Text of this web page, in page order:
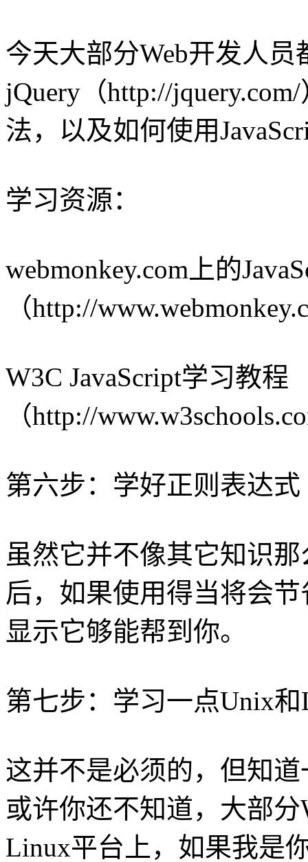
今天大部分Web开发人员
jQuery（http://
法，以及如何使用
学习资源：
webmonkey.com上的
（http://
W3C JavaScript学习教程
（http://
第六步：学好正则表达式
虽然它并不像其它知识
后，如果使用得当将会
显示它够能帮到你。
第七步：学习一点Unix
这并不是必须的，但知
或许你还不知道，大部
Linux平台上，如果我是